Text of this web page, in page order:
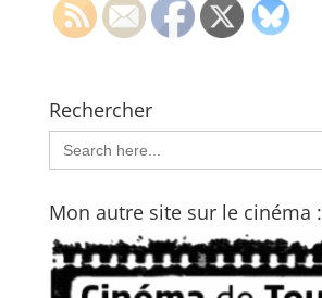
Rechercher
Search
for:
Mon autre site sur le cinéma :